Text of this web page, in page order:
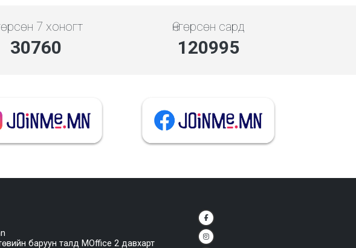
7 хоногт
35492
Өнгөрсөн сард
139610
баруун талд MOffice 2 давхарт